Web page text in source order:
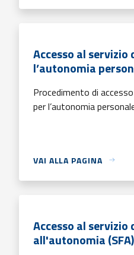
Accesso al servizio
l’autonomia
Procedimento di
per l’autonomia
VAI ALLA PAGINA
Accesso al
all'autonomia (SFA)